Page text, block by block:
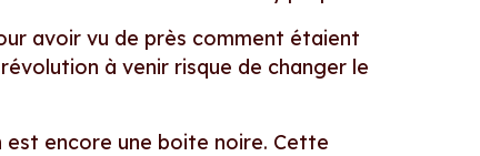
avoir vu de près comment étaient
à venir risque de changer le
est encore une boite noire. Cette